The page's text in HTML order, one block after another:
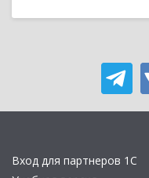
Вход для партнеров 1С